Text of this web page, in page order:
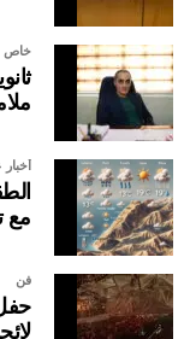
خاص
أخبار
مع
فن